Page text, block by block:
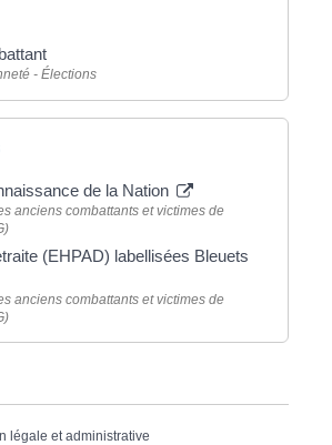
- Élections
de la Nation
anciens combattants et victimes de
(EHPAD) labellisées Bleuets
anciens combattants et victimes de
légale et administrative